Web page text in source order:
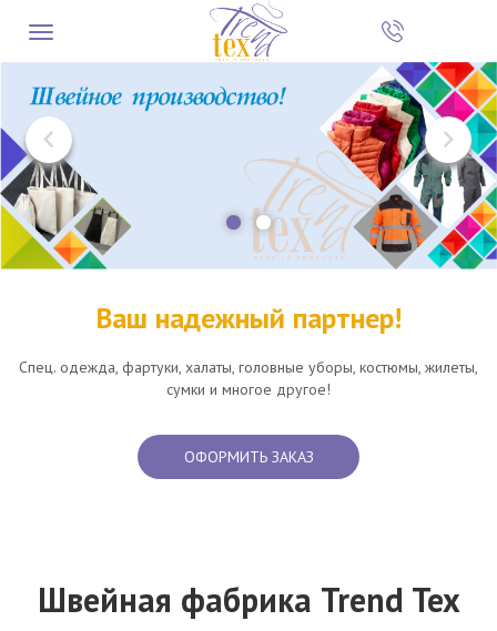
Ваш надежный партнер!
Спец. одежда, фартуки, халаты, головные уборы, костюмы, жилеты,
сумки и многое другое!
ОФОРМИТЬ ЗАКАЗ
Швейная фабрика Trend Tex